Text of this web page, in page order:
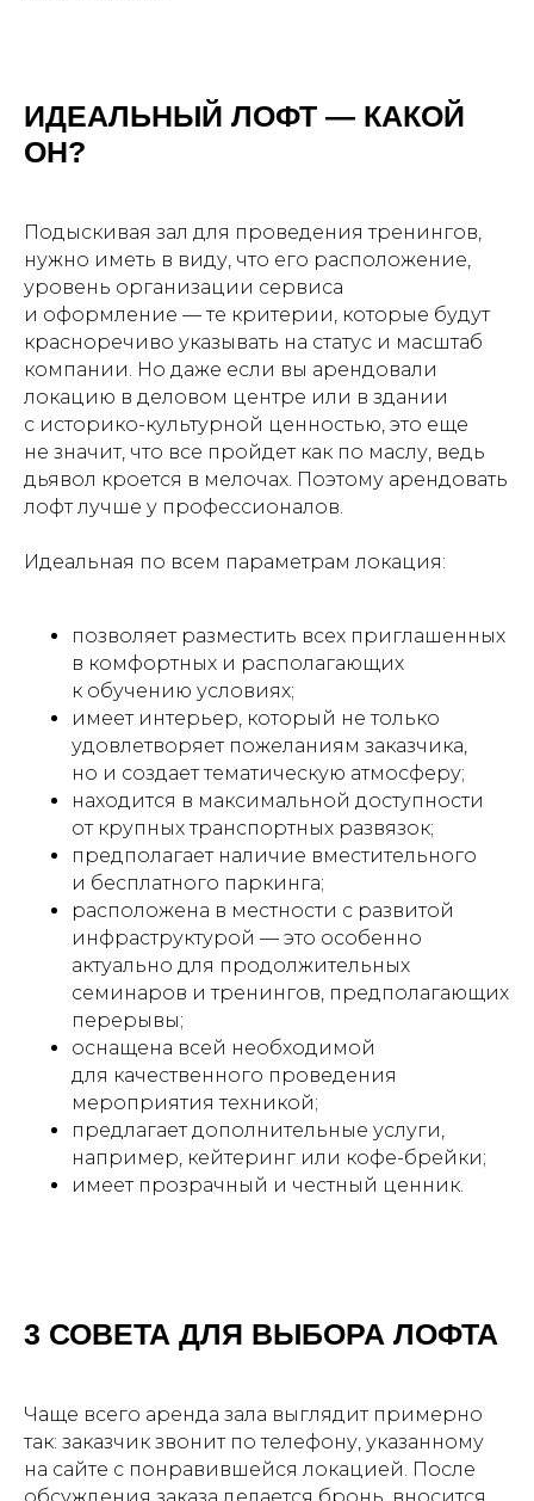
ИДЕАЛЬНЫЙ ЛОФТ — КАКОЙ
ОН?
Подыскивая зал для проведения тренингов,
нужно иметь в виду, что его расположение,
уровень организации сервиса
и оформление — те критерии, которые будут
красноречиво указывать на статус и масштаб
компании. Но даже если вы арендовали
локацию в деловом центре или в здании
с историко-культурной ценностью, это еще
не значит, что все пройдет как по маслу, ведь
дьявол кроется в мелочах. Поэтому арендовать
лофт лучше у профессионалов.
Идеальная по всем параметрам локация:
позволяет разместить всех приглашенных
в комфортных и располагающих
к обучению условиях;
имеет интерьер, который не только
удовлетворяет пожеланиям заказчика,
но и создает тематическую атмосферу;
находится в максимальной доступности
от крупных транспортных развязок;
предполагает наличие вместительного
и бесплатного паркинга;
расположена в местности с развитой
инфраструктурой — это особенно
актуально для продолжительных
семинаров и тренингов, предполагающих
перерывы;
оснащена всей необходимой
для качественного проведения
мероприятия техникой;
предлагает дополнительные услуги,
например, кейтеринг или кофе-брейки;
имеет прозрачный и честный ценник.
3 СОВЕТА ДЛЯ ВЫБОРА ЛОФТА
Чаще всего аренда зала выглядит примерно
так: заказчик звонит по телефону, указанному
на сайте с понравившейся локацией. После